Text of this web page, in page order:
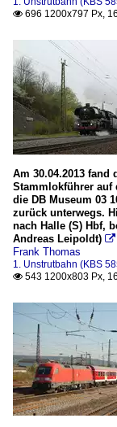
 696 1200x797 Px,
Am 30.04.2013
Stammlokführer auf
die DB Museum 03
zurück unterwegs.
nach Halle (S) Hbf,
Andreas Leipoldt) 
Frank Thomas
1. Unstrutbahn (KBS
 543 1200x803 Px,